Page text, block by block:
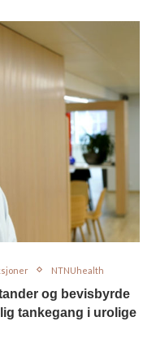
NTNUhealth
og bevisbyrde
tankegang i urolige